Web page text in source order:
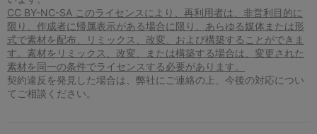
CC BY-NC-SA このライセンスにより、再利用者は、非営利目的に
限り、作成者に帰属表示がある場合に限り、あらゆる媒体または形
式で素材を配布、リミックス、改変、および構築することができま
す。素材をリミックス、改変、または構築する場合は、変更された
素材を同一の条件でライセンスする必要があります。
契約違反を発見した場合は、弊社にご連絡の上、今後の対応につい
てご相談ください。